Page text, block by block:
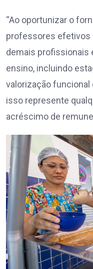
“Ao oportunizar o
professores efetivos
demais profissionais
ensino, incluindo
valorização funcional
isso represente
acréscimo de